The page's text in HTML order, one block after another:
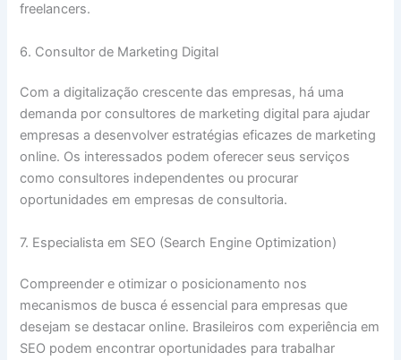
freelancers.
6. Consultor de Marketing Digital
Com a digitalização crescente das empresas, há uma
demanda por consultores de marketing digital para ajudar
empresas a desenvolver estratégias eficazes de marketing
online. Os interessados podem oferecer seus serviços
como consultores independentes ou procurar
oportunidades em empresas de consultoria.
7. Especialista em SEO (Search Engine Optimization)
Compreender e otimizar o posicionamento nos
mecanismos de busca é essencial para empresas que
desejam se destacar online. Brasileiros com experiência em
SEO podem encontrar oportunidades para trabalhar